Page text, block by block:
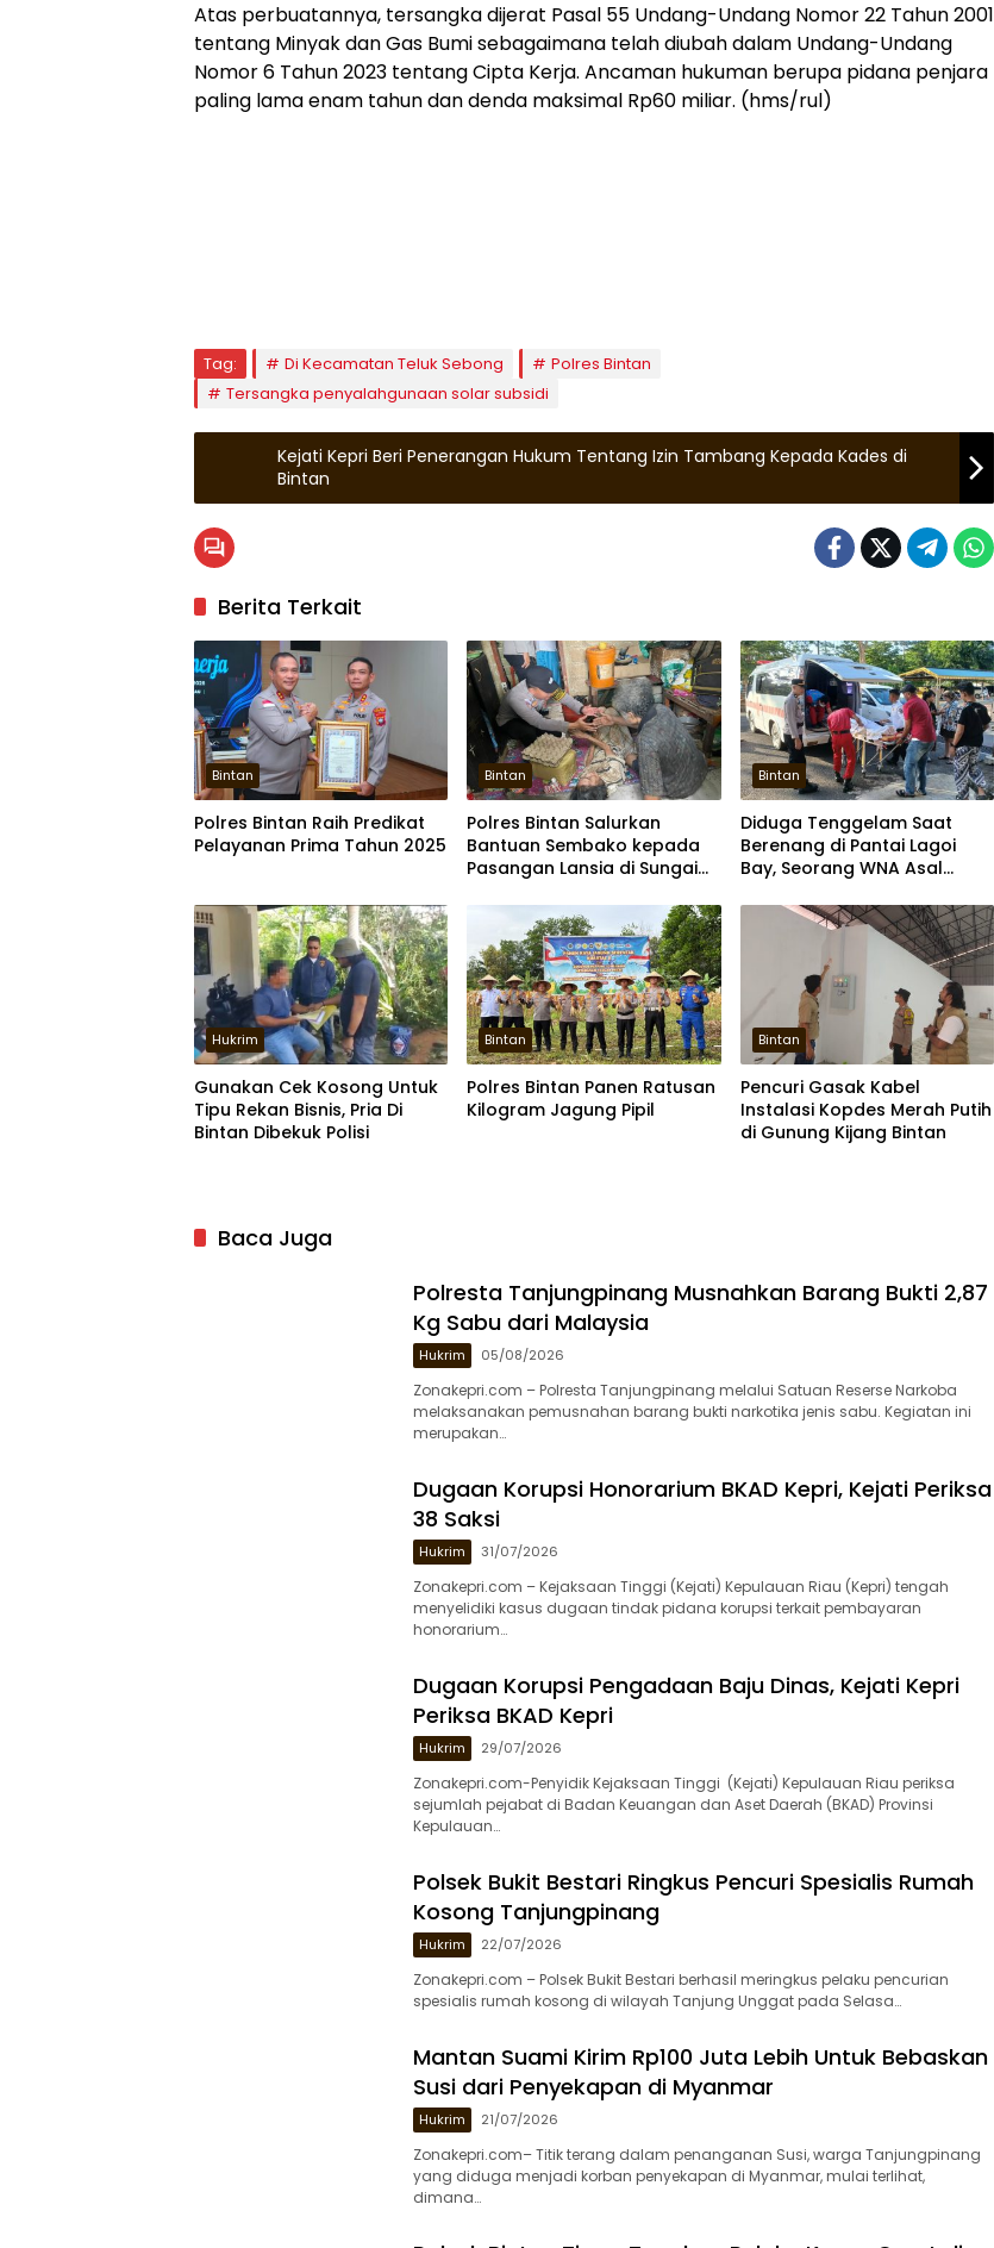
Atas perbuatannya, tersangka dijerat Pasal 55 Undang-Undang Nomor 22 Tahun 2001
tentang Minyak dan Gas Bumi sebagaimana telah diubah dalam Undang-Undang
Nomor 6 Tahun 2023 tentang Cipta Kerja. Ancaman hukuman berupa pidana penjara
paling lama enam tahun dan denda maksimal Rp60 miliar. (hms/rul)
Tag: Di Kecamatan Teluk Sebong
Polres Bintan
Tersangka penyalahgunaan solar subsidi
Kejati Kepri Beri Penerangan Hukum Tentang Izin Tambang Kepada Kades di
Bintan
Berita Terkait
Bintan
Polres Bintan Raih Predikat
Pelayanan Prima Tahun 2025
Bintan
Polres Bintan Salurkan
Bantuan Sembako kepada
Pasangan Lansia di Sungai
Bintan
Diduga Tenggelam Saat
Berenang di Pantai Lagoi
Bay, Seorang WNA Asal
Hukrim
Gunakan Cek Kosong Untuk
Tipu Rekan Bisnis, Pria Di
Bintan Dibekuk Polisi
Bintan
Polres Bintan Panen Ratusan
Kilogram Jagung Pipil
Bintan
Pencuri Gasak Kabel
Instalasi Kopdes Merah Putih
di Gunung Kijang Bintan
Baca Juga
Polresta Tanjungpinang Musnahkan Barang Bukti 2,87
Kg Sabu dari Malaysia
Hukrim 05/08/2026
Zonakepri.com – Polresta Tanjungpinang melalui Satuan Reserse Narkoba
melaksanakan pemusnahan barang bukti narkotika jenis sabu. Kegiatan ini
merupakan…
Dugaan Korupsi Honorarium BKAD Kepri, Kejati Periksa
38 Saksi
Hukrim 31/07/2026
Zonakepri.com – Kejaksaan Tinggi (Kejati) Kepulauan Riau (Kepri) tengah
menyelidiki kasus dugaan tindak pidana korupsi terkait pembayaran
honorarium…
Dugaan Korupsi Pengadaan Baju Dinas, Kejati Kepri
Periksa BKAD Kepri
Hukrim 29/07/2026
Zonakepri.com-‎Penyidik Kejaksaan Tinggi (Kejati) Kepulauan Riau periksa
sejumlah pejabat di Badan Keuangan dan Aset Daerah (BKAD) Provinsi
Kepulauan…
Polsek Bukit Bestari Ringkus Pencuri Spesialis Rumah
Kosong Tanjungpinang
Hukrim 22/07/2026
Zonakepri.com – ‎Polsek Bukit Bestari berhasil meringkus pelaku pencurian
spesialis rumah kosong di wilayah Tanjung Unggat pada Selasa…
Mantan Suami Kirim Rp100 Juta Lebih Untuk Bebaskan
Susi dari Penyekapan di Myanmar
Hukrim 21/07/2026
Zonakepri.com– Titik terang dalam penanganan Susi, warga Tanjungpinang
yang diduga menjadi korban penyekapan di Myanmar, mulai terlihat,
dimana…